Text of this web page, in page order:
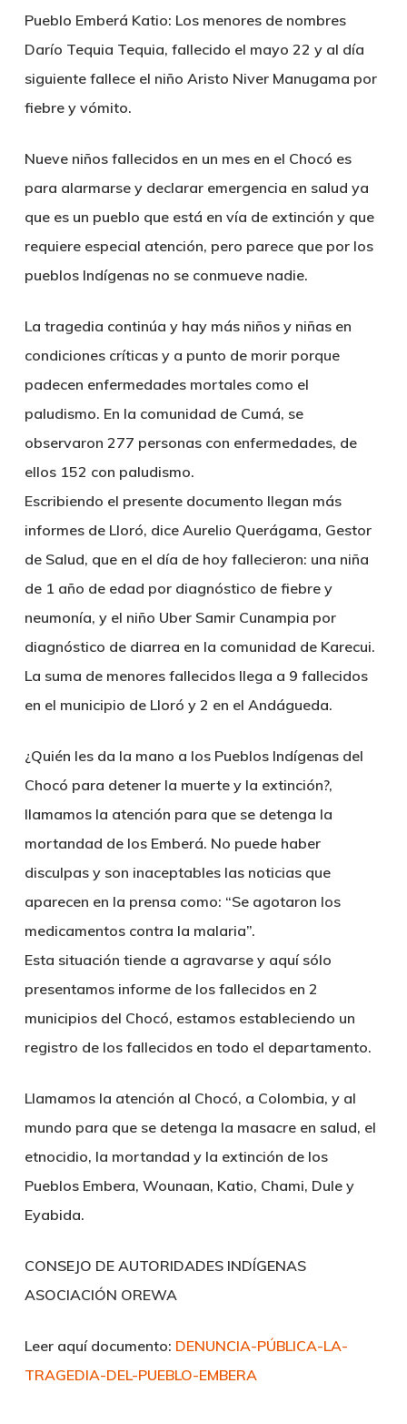
Pueblo Emberá Katio: Los menores de nombres
Darío Tequia Tequia, fallecido el mayo 22 y al día
siguiente fallece el niño Aristo Niver Manugama por
fiebre y vómito.
Nueve niños fallecidos en un mes en el Chocó es
para alarmarse y declarar emergencia en salud ya
que es un pueblo que está en vía de extinción y que
requiere especial atención, pero parece que por los
pueblos Indígenas no se conmueve nadie.
La tragedia continúa y hay más niños y niñas en
condiciones críticas y a punto de morir porque
padecen enfermedades mortales como el
paludismo. En la comunidad de Cumá, se
observaron 277 personas con enfermedades, de
ellos 152 con paludismo.
Escribiendo el presente documento llegan más
informes de Lloró, dice Aurelio Querágama, Gestor
de Salud, que en el día de hoy fallecieron: una niña
de 1 año de edad por diagnóstico de fiebre y
neumonía, y el niño Uber Samir Cunampia por
diagnóstico de diarrea en la comunidad de Karecui.
La suma de menores fallecidos llega a 9 fallecidos
en el municipio de Lloró y 2 en el Andágueda.
¿Quién les da la mano a los Pueblos Indígenas del
Chocó para detener la muerte y la extinción?,
llamamos la atención para que se detenga la
mortandad de los Emberá. No puede haber
disculpas y son inaceptables las noticias que
aparecen en la prensa como: “Se agotaron los
medicamentos contra la malaria”.
Esta situación tiende a agravarse y aquí sólo
presentamos informe de los fallecidos en 2
municipios del Chocó, estamos estableciendo un
registro de los fallecidos en todo el departamento.
Llamamos la atención al Chocó, a Colombia, y al
mundo para que se detenga la masacre en salud, el
etnocidio, la mortandad y la extinción de los
Pueblos Embera, Wounaan, Katio, Chami, Dule y
Eyabida.
CONSEJO DE AUTORIDADES INDÍGENAS
ASOCIACIÓN OREWA
Leer aquí documento: DENUNCIA-PÚBLICA-LA-
TRAGEDIA-DEL-PUEBLO-EMBERA